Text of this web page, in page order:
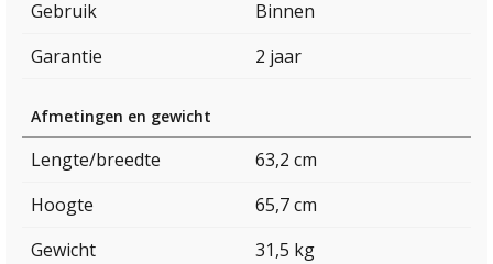
Gebruik
Binnen
Garantie
2 jaar
Afmetingen en gewicht
Lengte/breedte
63,2 cm
Hoogte
65,7 cm
Gewicht
31,5 kg